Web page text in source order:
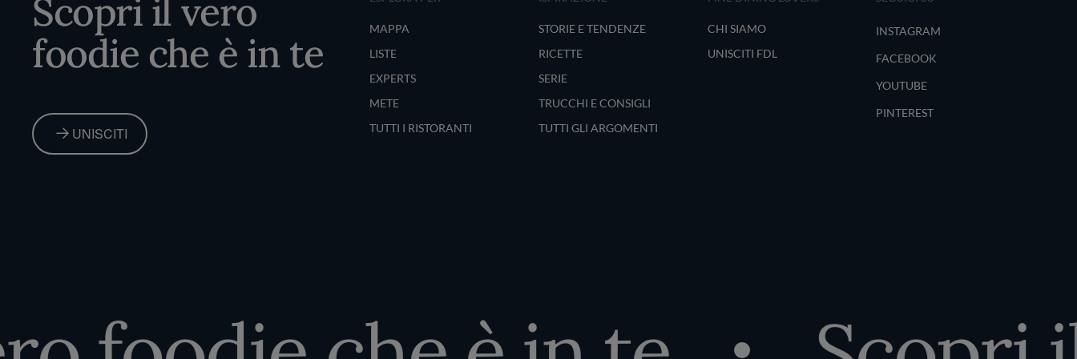
Scopri il vero
foodie che è in te
UNISCITI
MAPPA
LISTE
EXPERTS
METE
TUTTI I RISTORANTI
STORIE E TENDENZE
RICETTE
SERIE
TRUCCHI E CONSIGLI
TUTTI GLI ARGOMENTI
CHI SIAMO
UNISCITI FDL
INSTAGRAM
FACEBOOK
YOUTUBE
PINTEREST